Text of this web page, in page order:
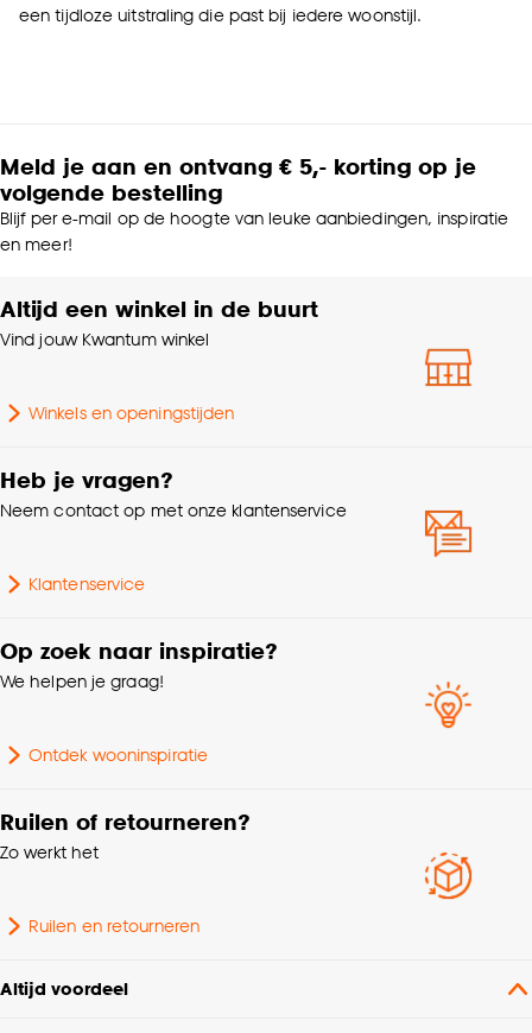
een tijdloze uitstraling die past bij iedere woonstijl.
Meld je aan en ontvang € 5,- korting op je
volgende bestelling
Blijf per e-mail op de hoogte van leuke aanbiedingen, inspiratie
en meer!
Altijd een winkel in de buurt
Vind jouw Kwantum winkel
Winkels en openingstijden
Heb je vragen?
Neem contact op met onze klantenservice
Klantenservice
Op zoek naar inspiratie?
We helpen je graag!
Ontdek wooninspiratie
Ruilen of retourneren?
Zo werkt het
Ruilen en retourneren
Altijd voordeel